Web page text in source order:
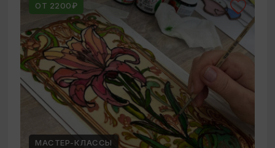
ОТ 2200₽
МАСТЕР-КЛАССЫ